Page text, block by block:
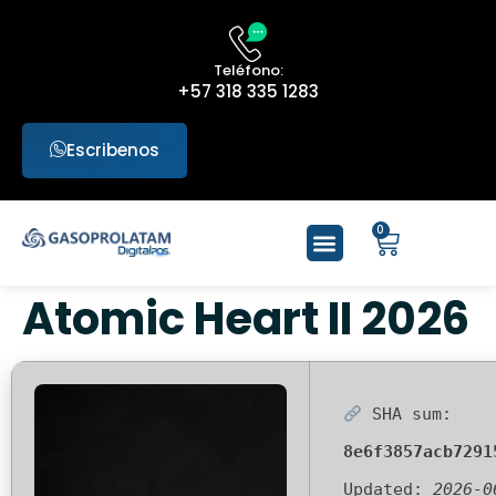
Teléfono:
+57 318 335 1283
Escribenos
0
Atomic Heart II 2026
SHA sum:
Updated: 2026-